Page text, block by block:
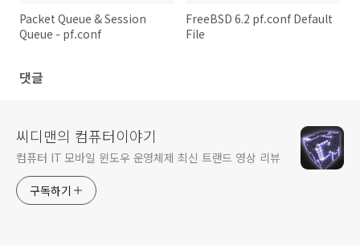
Packet Queue & Session
Queue - pf.conf
FreeBSD 6.2 pf.conf Default
File
댓글
씨디맨의 컴퓨터이야기
컴퓨터 IT 모바일 윈도우 운영체제 최신 트랜드 영상 리뷰
구독하기